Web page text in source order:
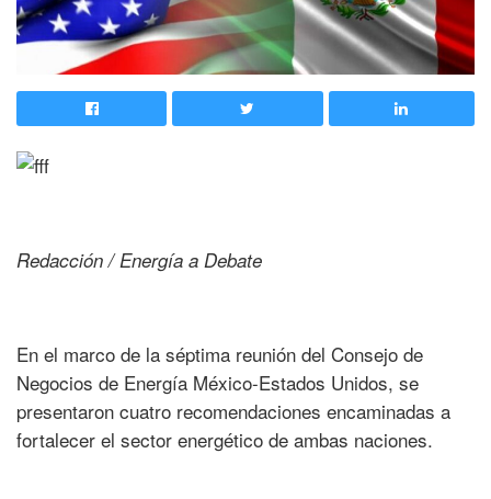
Redacción / Energía a Debate
En el marco de la séptima reunión del Consejo de
Negocios de Energía México-Estados Unidos, se
presentaron cuatro recomendaciones encaminadas a
fortalecer el sector energético de ambas naciones.